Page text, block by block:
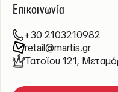
Επικοινωνία
+30 2103210982
retail@martis.gr
Τατοΐου 121,